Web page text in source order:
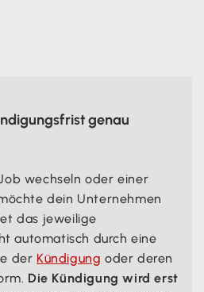
genau
wechseln oder einer
dein Unternehmen
das jeweilige
automatisch durch eine
der Kündigung oder deren
Die Kündigung wird erst